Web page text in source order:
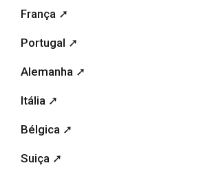
França ➚
Portugal ➚
Alemanha ➚
Itália ➚
Bélgica ➚
Suiça ➚